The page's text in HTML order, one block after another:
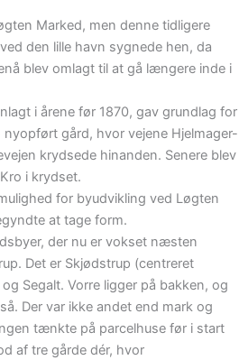
Marked, men denne tidligere
den lille havn sygnede hen, da
blev omlagt til at gå længere inde i
i årene før 1870, gav grundlag for
gård, hvor vejene Hjelmager-
krydsede hinanden. Senere blev
i krydset.
for byudvikling ved Løgten
at tage form.
der nu er vokset næsten
Det er Skjødstrup (centreret
Segalt. Vorre ligger på bakken, og
Der var ikke andet end mark og
tænkte på parcelhuse før i start
af tre gårde dér, hvor